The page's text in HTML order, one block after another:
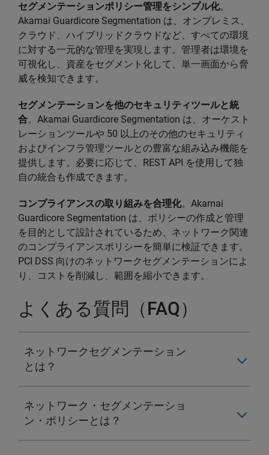
セグメンテーションポリシー管理をシンプル化。
Akamai Guardicore Segmentation は、オンプレミス、
クラウド、ハイブリッドクラウドなど、すべての環境
に対する一元的な管理を実現します。管理者は環境を
可視化し、資産をセグメント化して、単一画面から脅
威を検知できます。
セグメンテーションを他のセキュリティツールと統
合。Akamai Guardicore Segmentation は、オーケスト
レーションツールや 50 以上のその他のセキュリティ
およびインフラ管理ツールとの豊富な組み込み機能を
提供します。必要に応じて、REST API を使用して独
自の統合も作成できます。
コンプライアンスの取り組みを合理化。Akamai
Guardicore Segmentation は、ポリシーの作成と管理
を目的として設計されているため、ネットワーク関連
のコンプライアンスポリシーを簡単に検証できます。
PCI DSS 向けのネットワークセグメンテーションによ
り、コストを削減し、範囲を縮小できます。
よくある質問（FAQ）
ネットワークセグメンテーション
とは？
ネットワーク・セグメンテーショ
ン・ポリシーとは？